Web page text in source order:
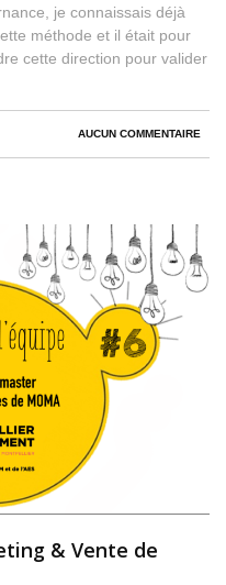
je connaissais déjà
méthode et il était pour
cette direction pour valider
AUCUN COMMENTAIRE
& Vente de